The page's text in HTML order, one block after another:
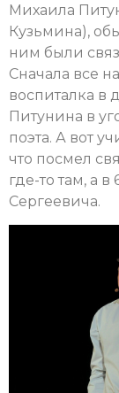
Михаила
Кузьмина),
ним были
Сначала все
воспиталка в
Питунина в
поэта. А вот
что посмел
где-то там, а
Сергеевича.